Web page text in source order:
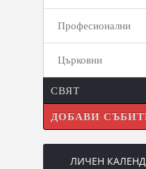
Професионални
Църковни
СВЯТ
ДОБАВИ
ЛИЧЕН